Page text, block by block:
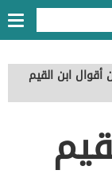
أقوال ابن القيم